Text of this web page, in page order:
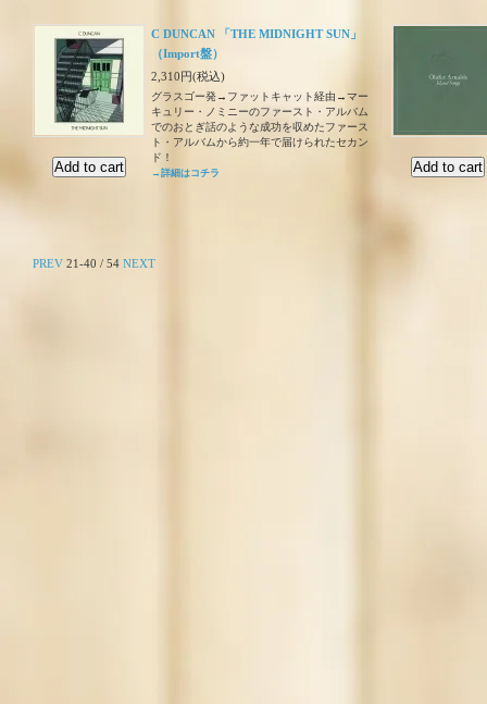
C DUNCAN 「THE MIDNIGHT SUN」
（Import盤）
2,310円(税込)
グラスゴー発→ファットキャット経由→マー
キュリー・ノミニーのファースト・アルバム
でのおとぎ話のような成功を収めたファース
ト・アルバムから約一年で届けられたセカン
ド！
→詳細はコチラ
PREV 21-40 / 54 NEXT